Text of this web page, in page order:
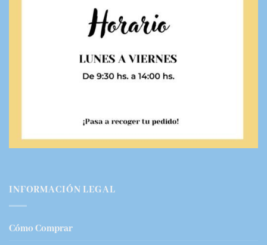
INFORMACIÓN LEGAL
Cómo Comprar